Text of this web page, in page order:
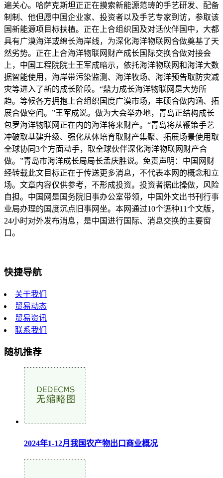
遍关心。哈萨克斯坦正正在摸索新能源范畴的手艺研发、配备
制制、他但愿中国企业家、投资者以及手艺专家到访，参取该
国新能源项目标扶植。正在上合组织国及对话伙伴国中，大都
具有广漠海洋或绵长海岸线，为深化海洋物联网合做奠基了天
然劣势。正在上合海洋物联网财产成长国际交换合做对接会
上，中国工程院院士王军成暗示，依托海洋物联网和海洋大数
据智能使用，海岸带污染监测、海洋牧场、海洋预告取防灾减
灾等进入了新的成长阶段。“鼎力成长海洋物联网是大势所
趋。等候各方拥抱上合组织国度广漠市场，丰硕合做内涵、拓
展合做空间。”王军成说。做为大会举办地，青岛正结构成长
包罗海洋物联网正在内的海洋将来财产。“青岛将从鞭策手艺
冲破取基建升级、强化从体培育取财产集聚、拓展场景使用取
全球协同3个方面动手，取全球伙伴深化海洋物联网财产合
做。”青岛市海洋成长局局长孟庆胜说。免责声明：中国网财
经转载此文目标正在于传送更多消息，不代表本网的概念和立
场。文章内容仅供参考，不形成投资。投资者据此操做，风险
自担。中国网是国务院旧事办公室带领，中国外文出书刊行事
业局办理的国度沉点旧事网坐。本网通过10个语种11个文版，
24小时对外发布消息，是中国进行国际、消息交换的主要窗
口。
快捷导航
关于我们
贸易动态
贸易资讯
联系我们
随机推荐
2024年1-12月我国农产物出口商业概况